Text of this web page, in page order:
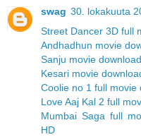
swag 30. lokakuuta
Street Dancer 3D full
Andhadhun movie
Sanju movie
Kesari movie
Coolie no 1 full movie
Love Aaj Kal 2 full
Mumbai Saga full
HD